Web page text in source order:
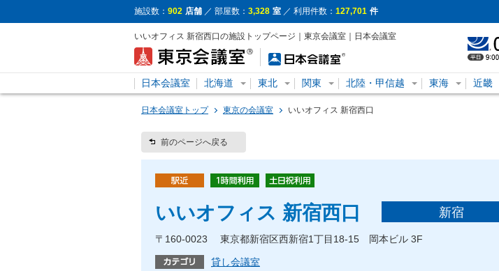
施設数： 902 店舗 ／ 部屋数： 3,328 室 ／ 利用件数： 127,701 件
いいオフィス 新宿西口の施設トップページ｜東京会議室｜日本会議室
日本会議室 北海道 東北 関東 北陸・甲信越 東海 近畿
日本会議室トップ 東京の会議室 いいオフィス 新宿西口
前のページへ戻る
いいオフィス 新宿西口 新宿
〒160-0023 東京都新宿区西新宿1丁目18-15 岡本ビル 3F
貸し会議室